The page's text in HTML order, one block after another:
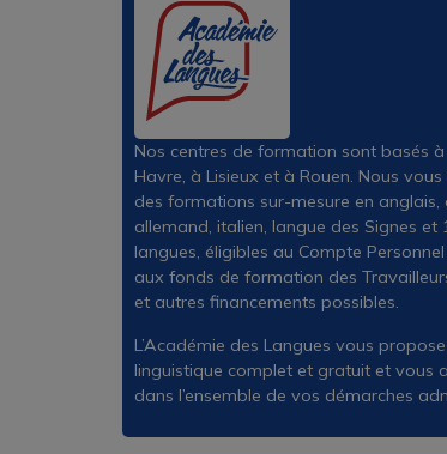
Nos centres de formation sont basés à
Havre, à Lisieux et à Rouen. Nous
des formations sur-mesure en anglais,
allemand, italien, langue des Signes et
langues, éligibles au Compte
aux fonds de formation des
et autres financements possibles.
L’Académie des Langues vous
linguistique complet et gratuit et vous
dans l’ensemble de vos démarches